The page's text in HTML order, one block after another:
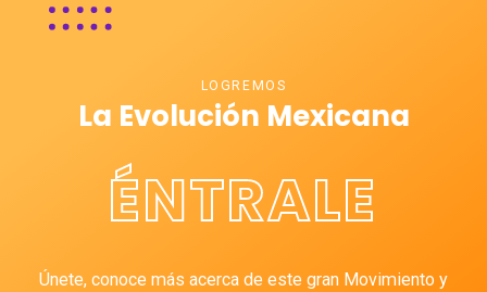
LOGREMOS
La Evolución Mexicana
ÉNTRALE
Únete, conoce más acerca de este gran Movimiento y